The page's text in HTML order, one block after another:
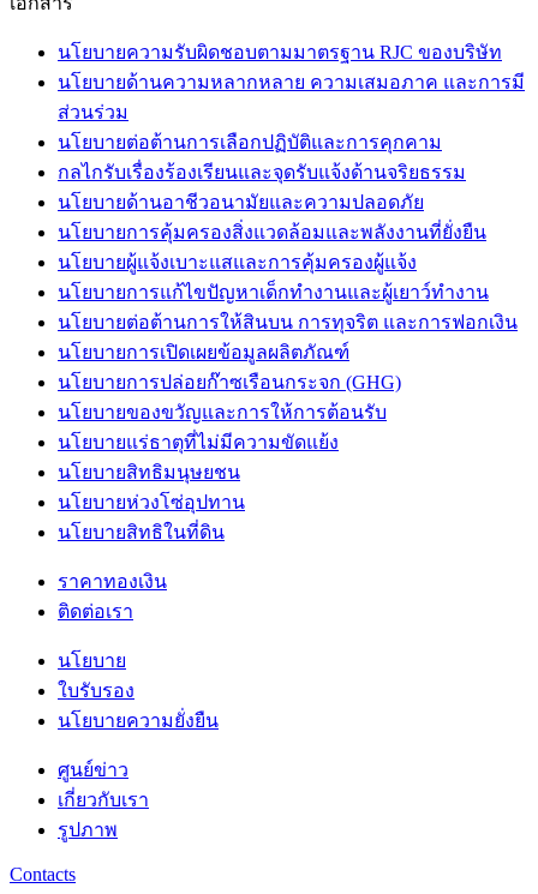
นโยบายความรับผิดชอบตามมาตรฐาน RJC ของบริษัท
นโยบายด้านความหลากหลาย ความเสมอภาค และการมี
ส่วนร่วม
นโยบายต่อต้านการเลือกปฏิบัติและการคุกคาม
กลไกรับเรื่องร้องเรียนและจุดรับแจ้งด้านจริยธรรม
นโยบายด้านอาชีวอนามัยและความปลอดภัย
นโยบายการคุ้มครองสิ่งแวดล้อมและพลังงานที่ยั่งยืน
นโยบายผู้แจ้งเบาะแสและการคุ้มครองผู้แจ้ง
นโยบายการแก้ไขปัญหาเด็กทำงานและผู้เยาว์ทำงาน
นโยบายต่อต้านการให้สินบน การทุจริต และการฟอกเงิน
นโยบายการเปิดเผยข้อมูลผลิตภัณฑ์
นโยบายการปล่อยก๊าซเรือนกระจก (GHG)
นโยบายของขวัญและการให้การต้อนรับ
นโยบายแร่ธาตุที่ไม่มีความขัดแย้ง
นโยบายสิทธิมนุษยชน
นโยบายห่วงโซ่อุปทาน
นโยบายสิทธิในที่ดิน
ราคาทองเงิน
ติดต่อเรา
นโยบาย
ใบรับรอง
นโยบายความยั่งยืน
ศูนย์ข่าว
เกี่ยวกับเรา
รูปภาพ
Contacts